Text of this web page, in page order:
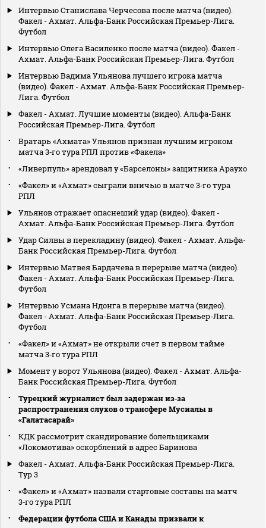
Интервью Станислава Черчесова после матча (видео).
Факел - Ахмат. Альфа-Банк Российская Премьер-Лига.
Футбол
Интервью Олега Василенко после матча (видео). Факел -
Ахмат. Альфа-Банк Российская Премьер-Лига. Футбол
Интервью Вадима Ульянова лучшего игрока матча
(видео). Факел - Ахмат. Альфа-Банк Российская Премьер-
Лига. Футбол
Факел - Ахмат. Лучшие моменты (видео). Альфа-Банк
Российская Премьер-Лига. Футбол
Вратарь «Ахмата» Ульянов признан лучшим игроком
матча 3‑го тура РПЛ против «Факела»
«Ливерпуль» арендовал у «Барселоны» защитника Араухо
«Факел» и «Ахмат» сыграли вничью в матче 3‑го тура
РПЛ
Ульянов отражает опаснеший удар (видео). Факел -
Ахмат. Альфа-Банк Российская Премьер-Лига. Футбол
Удар Силвы в перекладину (видео). Факел - Ахмат. Альфа-
Банк Российская Премьер-Лига. Футбол
Интервью Матвея Бардачева в перерыве матча (видео).
Факел - Ахмат. Альфа-Банк Российская Премьер-Лига.
Футбол
Интервью Усмана Ндонга в перерыве матча (видео).
Факел - Ахмат. Альфа-Банк Российская Премьер-Лига.
Футбол
«Факел» и «Ахмат» не открыли счет в первом тайме
матча 3‑го тура РПЛ
Момент у ворот Ульянова (видео). Факел - Ахмат. Альфа-
Банк Российская Премьер-Лига. Футбол
Турецкий журналист был задержан из‑за
распространения слухов о трансфере Мусиалы в
«Галатасарай»
КДК рассмотрит скандирование болельщиками
«Локомотива» оскорблений в адрес Баринова
Факел - Ахмат. Альфа-Банк Российская Премьер-Лига.
Тур 3
«Факел» и «Ахмат» назвали стартовые составы на матч
3‑го тура РПЛ
Федерации футбола США и Канады призвали к